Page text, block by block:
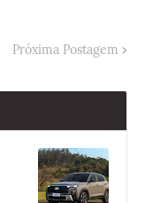
Próxima Postagem